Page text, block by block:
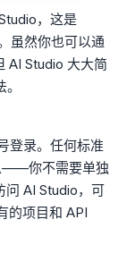
，这是
虽然你也可以通
AI Studio 大大简
登录。任何标准
——你不需要单独
问 AI Studio，可
的项目和 API